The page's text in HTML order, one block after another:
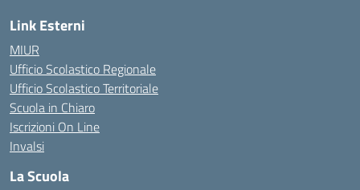
Link Esterni
MIUR
Ufficio Scolastico Regionale
Ufficio Scolastico Territoriale
Scuola in Chiaro
Iscrizioni On Line
Invalsi
La Scuola